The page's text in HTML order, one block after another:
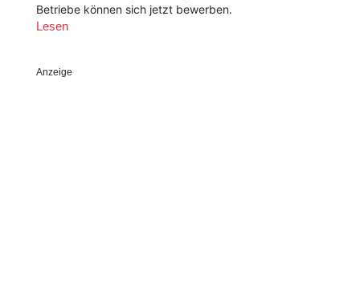
Betriebe können sich jetzt bewerben.
Lesen
Anzeige